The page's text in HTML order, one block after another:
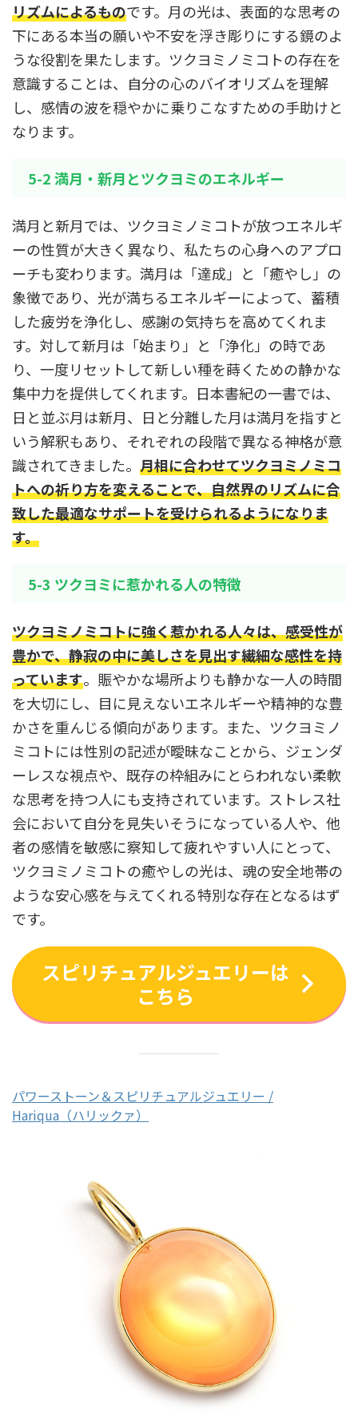
リズムによるものです。月の光は、表面的な思考の
下にある本当の願いや不安を浮き彫りにする鏡のよ
うな役割を果たします。ツクヨミノミコトの存在を
意識することは、自分の心のバイオリズムを理解
し、感情の波を穏やかに乗りこなすための手助けと
なります。
5-2 満月・新月とツクヨミのエネルギー
満月と新月では、ツクヨミノミコトが放つエネルギ
ーの性質が大きく異なり、私たちの心身へのアプロ
ーチも変わります。満月は「達成」と「癒やし」の
象徴であり、光が満ちるエネルギーによって、蓄積
した疲労を浄化し、感謝の気持ちを高めてくれま
す。対して新月は「始まり」と「浄化」の時であ
り、一度リセットして新しい種を蒔くための静かな
集中力を提供してくれます。日本書紀の一書では、
日と並ぶ月は新月、日と分離した月は満月を指すと
いう解釈もあり、それぞれの段階で異なる神格が意
識されてきました。 月相に合わせてツクヨミノミコ
トへの祈り方を変えることで、自然界のリズムに合
致した最適なサポートを受けられるようになりま
す。
5-3 ツクヨミに惹かれる人の特徴
ツクヨミノミコトに強く惹かれる人々は、感受性が
豊かで、静寂の中に美しさを見出す繊細な感性を持
っています。賑やかな場所よりも静かな一人の時間
を大切にし、目に見えないエネルギーや精神的な豊
かさを重んじる傾向があります。また、ツクヨミノ
ミコトには性別の記述が曖昧なことから、ジェンダ
ーレスな視点や、既存の枠組みにとらわれない柔軟
な思考を持つ人にも支持されています。ストレス社
会において自分を見失いそうになっている人や、他
者の感情を敏感に察知して疲れやすい人にとって、
ツクヨミノミコトの癒やしの光は、魂の安全地帯の
ような安心感を与えてくれる特別な存在となるはず
です。
スピリチュアルジュエリーは
こちら
パワーストーン＆スピリチュアルジュエリー /
Hariqua（ハリックァ）